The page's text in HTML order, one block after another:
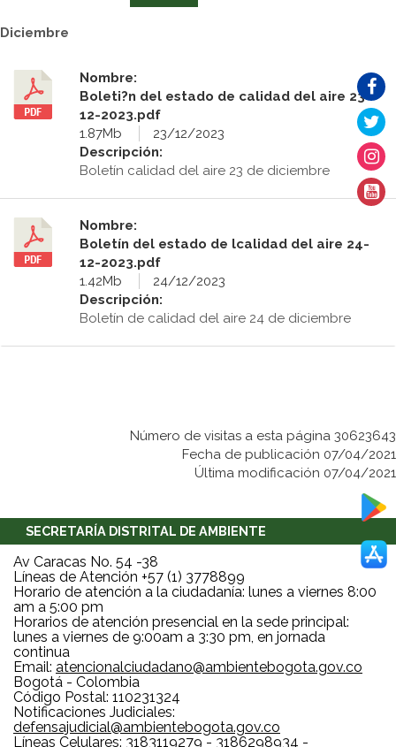
Diciembre
Nombre:
Boleti?n del estado de calidad del aire 23-
12-2023.pdf
1.87Mb
23/12/2023
Descripción:
Boletín calidad del aire 23 de diciembre
Nombre:
Boletín del estado de lcalidad del aire 24-
12-2023.pdf
1.42Mb
24/12/2023
Descripción:
Boletín de calidad del aire 24 de diciembre
Número de visitas a esta página 30623643
Fecha de publicación 07/04/2021
Última modificación 07/04/2021
SECRETARÍA DISTRITAL DE AMBIENTE
Av Caracas No. 54 -38
Líneas de Atención +57 (1) 3778899
Horario de atención a la ciudadanía: lunes a viernes 8:00
am a 5:00 pm
Horarios de atención presencial en la sede principal:
lunes a viernes de 9:00am a 3:30 pm, en jornada
continua
Email: atencionalciudadano@ambientebogota.gov.co
Bogotá - Colombia
Código Postal: 110231324
Notificaciones Judiciales:
defensajudicial@ambientebogota.gov.co
Líneas Celulares: 3183119279 - 3186298934 -